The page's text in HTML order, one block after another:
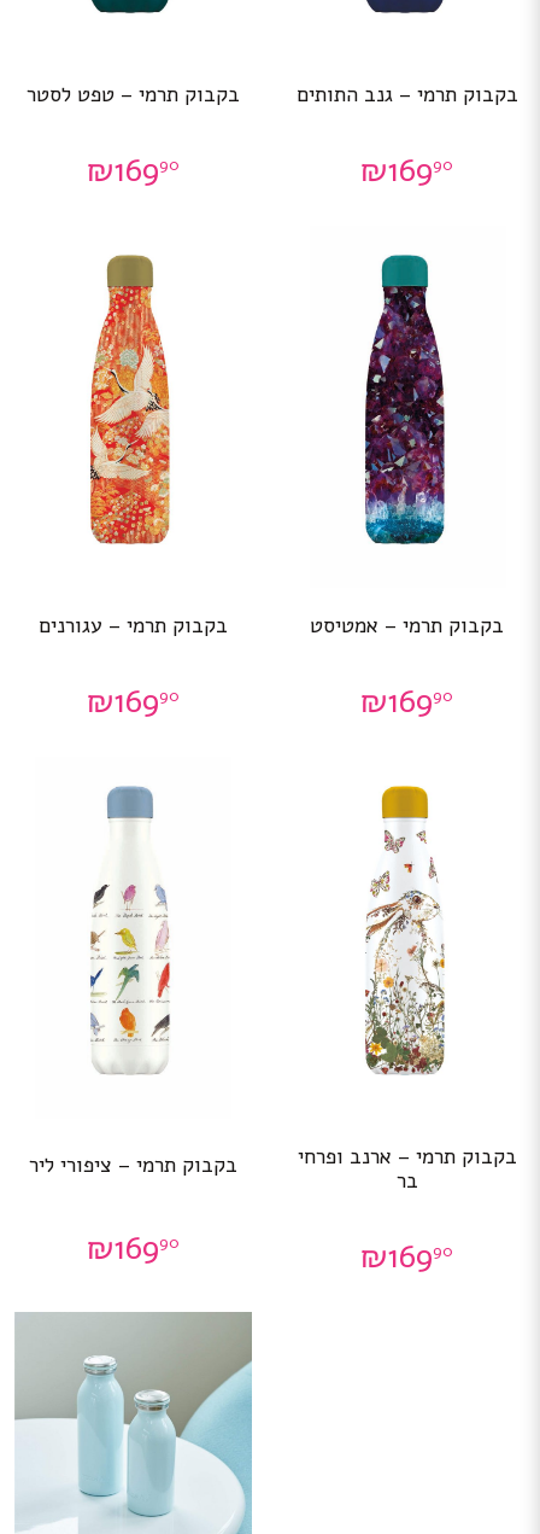
בקבוק תרמי – גנב התותים
₪16990
בקבוק תרמי – טפט לסטר
₪16990
בקבוק תרמי – אמטיסט
₪16990
בקבוק תרמי – עגורנים
₪16990
בקבוק תרמי – ארנב ופרחי
בר
₪16990
בקבוק תרמי – ציפורי ליר
₪16990